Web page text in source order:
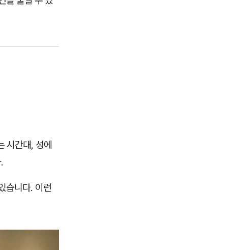
시간대, 성에
습니다. 이런